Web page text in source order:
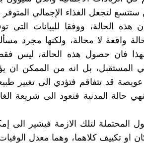
ستتسع لتجعل الغذاء الإجمالي
هذه الحالة، ووفقا للبيانات التي
حالة واقعة لا محالة، ولكنها مجرد
فان حصول هذه الحالة، ليس
في المستقبل، بل انه من الممكن ان
عويصة قد تتفاقم فتؤدي الى تغيير
حالة المدنية فنعود الى شريعة
المحتملة لتلك الازمة فيشير الى
او تكييف كلاهما، وهما معدل